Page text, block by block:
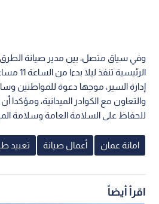
وفي سياق متصل، بين مدير صيانة الطرق
إدارة السير، موجها دعوة للمواطنين
والتعاون مع الكوادر الميدانية، ومؤكدا
للحفاظ على السلامة العامة وسلامة
امانة عمان أعمال صيانة تعبيد
اقرأ أيضاً